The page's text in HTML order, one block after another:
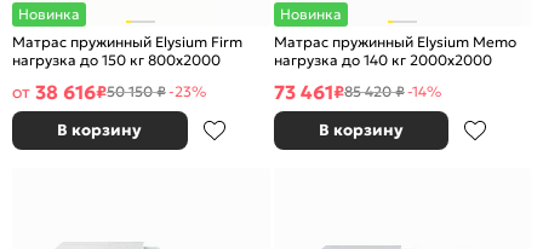
Новинка
Матрас пружинный Elysium Firm
нагрузка до 150 кг 800x2000
от 38 616₽50 150 ₽-23%
В корзину
Новинка
Матрас пружинный Elysium Memo
нагрузка до 140 кг 2000x2000
73 461₽85 420 ₽-14%
В корзину